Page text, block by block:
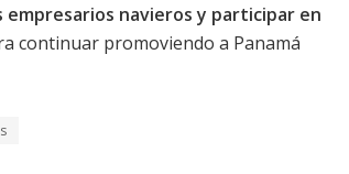
navieros y participar en
continuar promoviendo a Panamá